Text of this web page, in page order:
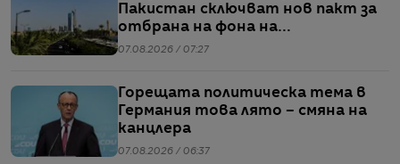
Пакистан сключват нов пакт за
отбрана на фона на
напрежението между САЩ и Иран
07.08.2026 / 07:27
Горещата политическа тема в
Германия това лято – смяна на
канцлера
07.08.2026 / 06:37